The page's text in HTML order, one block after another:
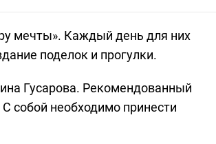
мечты». Каждый день для них
поделок и прогулки.
Гусарова. Рекомендованный
собой необходимо принести